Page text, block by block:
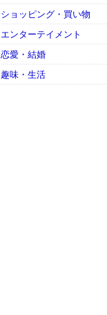
ショッピング・買い物
エンターテイメント
恋愛・結婚
趣味・生活